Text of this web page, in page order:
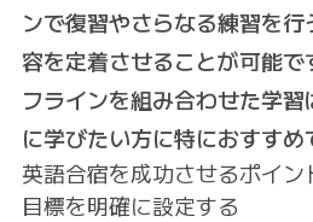
ンで復習やさらなる練習を
容を定着させることが可能
フラインを組み合わせた学
に学びたい方に特におすすめ
英語合宿を成功させるポイン
目標を明確に設定する